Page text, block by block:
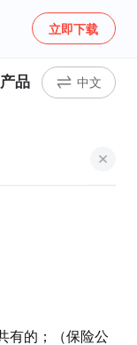
立即下载
品 中文
有的；（保险公